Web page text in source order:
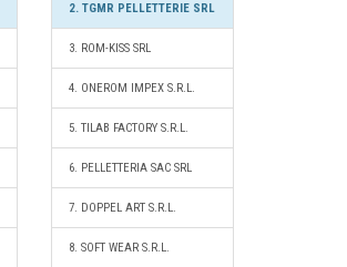
2. TGMR PELLETTERIE SRL
3. ROM-KISS SRL
4. ONEROM IMPEX S.R.L.
5. TILAB FACTORY S.R.L.
6. PELLETTERIA SAC SRL
7. DOPPEL ART S.R.L.
8. SOFT WEAR S.R.L.